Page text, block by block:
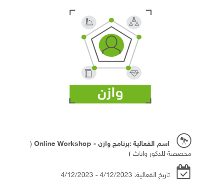
اسم الفعالية :برنامج وازن - Online Workshop
(
مخصصة للذكور واناث )
تاريخ الفعالية: 4/12/2023 - 4/12/2023